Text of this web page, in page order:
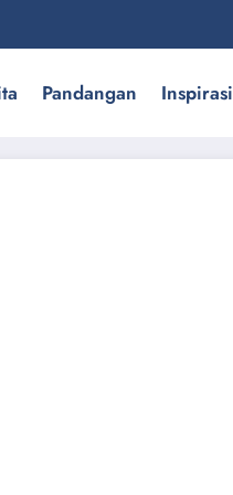
Pandangan Inspirasi